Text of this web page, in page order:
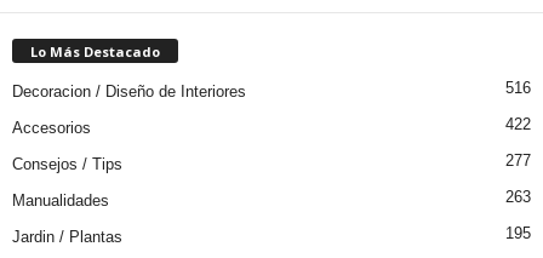
Lo Más Destacado
Decoracion / Diseño de Interiores 516
Accesorios 422
Consejos / Tips 277
Manualidades 263
Jardin / Plantas 195